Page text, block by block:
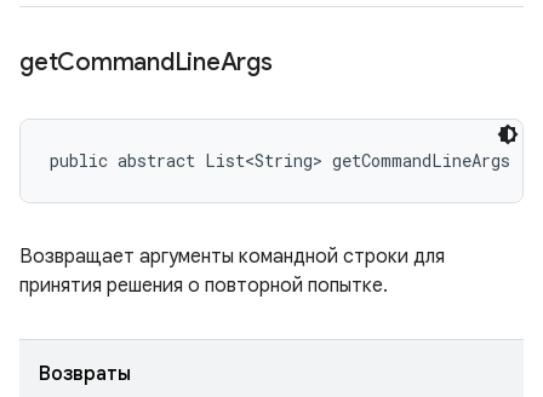
getCommandLineArgs
public abstract List<String> getCommandLineArgs ()
Возвращает аргументы командной строки для
принятия решения о повторной попытке.
Возвраты